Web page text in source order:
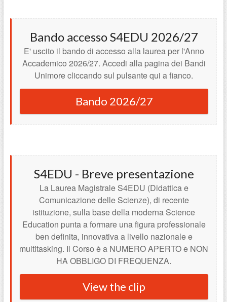
Bando accesso S4EDU 2026/27
E' uscito il bando di accesso alla laurea per l'Anno
Accademico 2026/27. Accedi alla pagina dei Bandi
Unimore cliccando sul pulsante qui a fianco.
Bando 2026/27
S4EDU - Breve presentazione
La Laurea Magistrale S4EDU (Didattica e
Comunicazione delle Scienze), di recente
istituzione, sulla base della moderna Science
Education punta a formare una figura professionale
ben definita, innovativa a livello nazionale e
multitasking. Il Corso è a NUMERO APERTO e NON
HA OBBLIGO DI FREQUENZA.
View the clip